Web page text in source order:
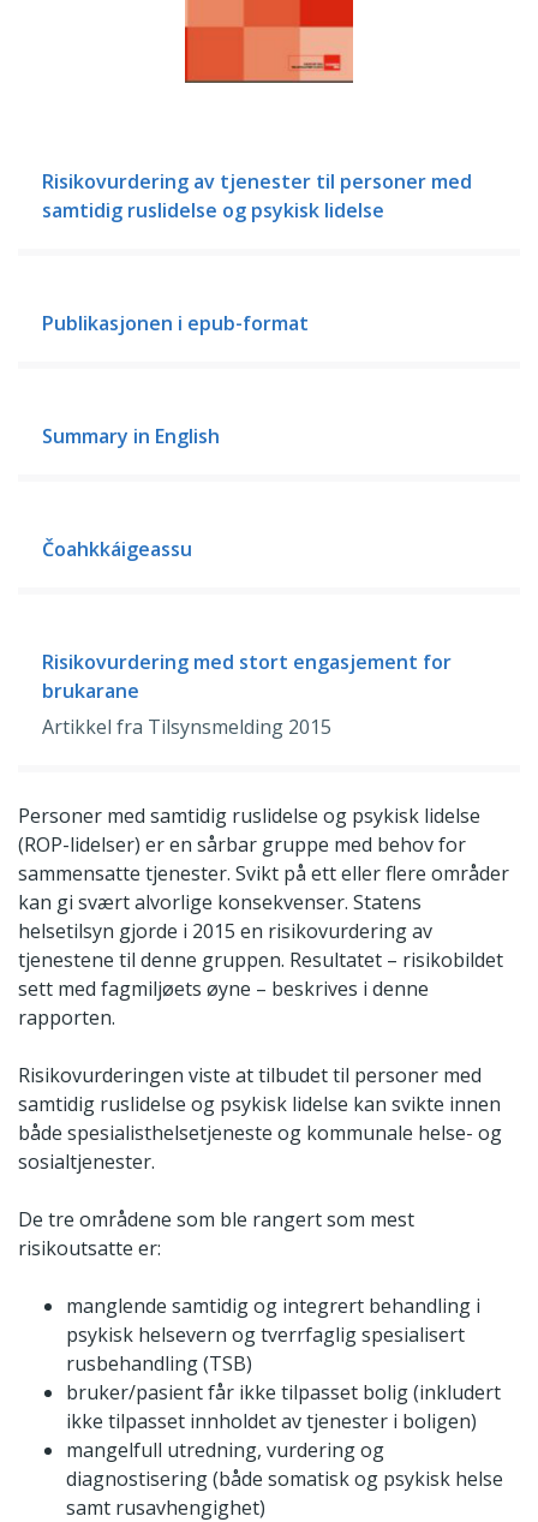
Risikovurdering av tjenester til personer med
samtidig ruslidelse og psykisk lidelse
Publikasjonen i epub-format
Summary in English
Čoahkkáigeassu
Risikovurdering med stort engasjement for
brukarane
Artikkel fra Tilsynsmelding 2015
Personer med samtidig ruslidelse og psykisk lidelse
(ROP-lidelser) er en sårbar gruppe med behov for
sammensatte tjenester. Svikt på ett eller flere områder
kan gi svært alvorlige konsekvenser. Statens
helsetilsyn gjorde i 2015 en risikovurdering av
tjenestene til denne gruppen. Resultatet – risikobildet
sett med fagmiljøets øyne – beskrives i denne
rapporten.
Risikovurderingen viste at tilbudet til personer med
samtidig ruslidelse og psykisk lidelse kan svikte innen
både spesialisthelsetjeneste og kommunale helse- og
sosialtjenester.
De tre områdene som ble rangert som mest
risikoutsatte er:
manglende samtidig og integrert behandling i
psykisk helsevern og tverrfaglig spesialisert
rusbehandling (TSB)
bruker/pasient får ikke tilpasset bolig (inkludert
ikke tilpasset innholdet av tjenester i boligen)
mangelfull utredning, vurdering og
diagnostisering (både somatisk og psykisk helse
samt rusavhengighet)